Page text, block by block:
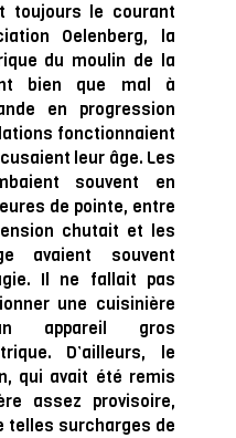
toujours le courant
Oelenberg, la
du moulin de la
bien que mal à
en progression
fonctionnaient
leur âge. Les
souvent en
de pointe, entre
chutait et les
avaient souvent
Il ne fallait pas
une cuisinière
appareil gros
D’ailleurs, le
qui avait été remis
assez provisoire,
telles surcharges de